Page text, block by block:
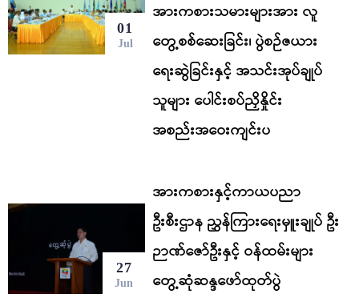
01
Jul
အားကစားသမားများအား လူ
တွေ့စစ်ဆေးခြင်း၊ ပွဲစဉ်ဇယား
ရေးဆွဲခြင်းနှင့် အသင်းအုပ်ချုပ်
သူများ ပေါင်းစပ်ညှိနှိုင်း
အစည်းအဝေးကျင်းပ
27
Jun
အားကစားနှင့်ကာယပညာ
ဦးစီးဌာန ညွှန်ကြားရေးမှူးချုပ် ဦး
ဉာဏ်ဇော်ဦးနှင့် ဝန်ထမ်းများ
တွေ့ဆုံဆန္ဒဖော်ထုတ်ပွဲ